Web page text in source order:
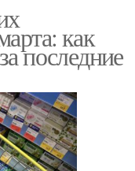
как
последние